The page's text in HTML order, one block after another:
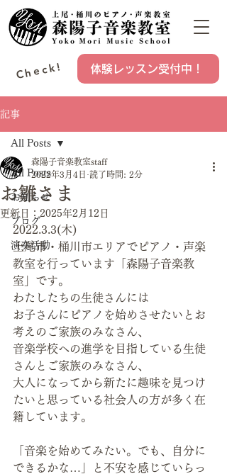
Check! 体験レッスン受付中！
記事
All Posts
お知らせ
ブログ
演奏活動
All Posts
お雛さま
森陽子音楽教室staff
2022年3月4日 読了時間: 2分
更新日： 2025年2月12日
2022.3.3(木)
上尾市・桶川市エリアでピアノ・声楽
教室を行っています「森陽子音楽教
室」です。
わたしたちの生徒さんには
お子さんにピアノを始めさせたいとお
考えのご家族のみなさん、
音楽学校への進学を目指している生徒
さんとご家族のみなさん、
大人になってから新たに趣味を見つけ
たいと思っている社会人の方が多く在
籍しています。
「音楽を始めてみたい。でも、自分に
できるかな…」と不安を感じていらっ